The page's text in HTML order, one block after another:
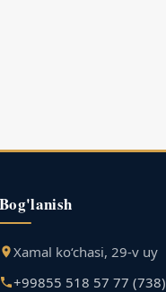
Bog'lanish
Xamal ko‘chasi, 29-v uy
+99855 518 57 77 (738)